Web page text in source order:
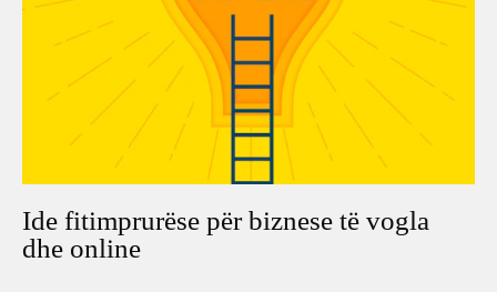
Ide fitimprurëse për biznese të vogla
dhe online